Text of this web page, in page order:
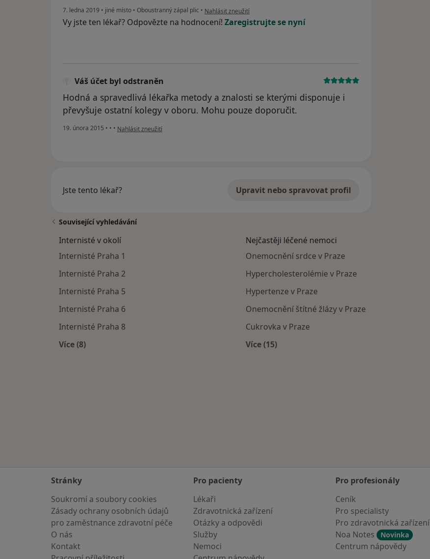
7. ledna 2019 • jiné místo • Oboustranný zápal plic • podle názoru uživatele Váš účet byl odstraněn
Nahlásit zneužití
Vy jste ten lékař? Odpovězte na hodnocení! Zaregistrujte se nyní
Váš účet byl odstraněn
Hodná a spravedlivá lékařka metody a znalosti se kterými disponuje i
převyšuje ostatní kolegy v oboru. Mohu pouze doporučit.
19. února 2015 • • • podle názoru uživatele Váš účet byl odstraněn
Nahlásit zneužití
Jste tento lékař? Upravit nebo spravovat profil
Související vyhledávání
Internisté v okolí
Internisté Praha 1
Internisté Praha 2
Internisté Praha 5
Internisté Praha 6
Internisté Praha 8
Více (8)
Nejčastěji léčené nemoci
Onemocnění srdce v Praze
Hypercholesterolémie v Praze
Hypertenze v Praze
Onemocnění štítné žlázy v Praze
Cukrovka v Praze
Více (15)
Stránky
Soukromí a soubory cookies
Zásady ochrany osobních údajů
pro zaměstnance zdravotní péče
O nás
Kontakt
Pro pacienty
Lékaři
Zdravotnická zařízení
Otázky a odpovědi
Služby
Nemoci
Pro profesionály
Ceník
Pro specialisty
Pro zdravotnická zařízení
Noa Notes
Novinka
Centrum nápovědy